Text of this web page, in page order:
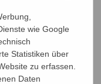
e.V.
wie Google
Statistiken über
zu erfassen.
Daten